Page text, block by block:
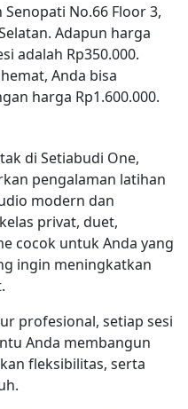
No.66 Floor 3,
Adapun harga
adalah Rp350.000.
Anda bisa
harga Rp1.600.000.
di Setiabudi One,
pengalaman latihan
modern dan
privat, duet,
cocok untuk Anda yang
ingin meningkatkan
profesional, setiap sesi
Anda membangun
fleksibilitas, serta